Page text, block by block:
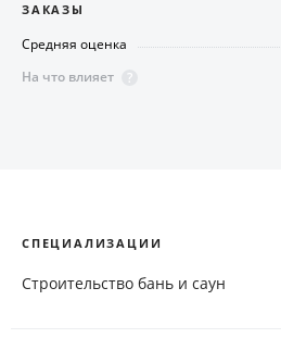
ЗАКАЗЫ
Средняя оценка
На что влияет
?
СПЕЦИАЛИЗАЦИИ
Строительство бань и саун